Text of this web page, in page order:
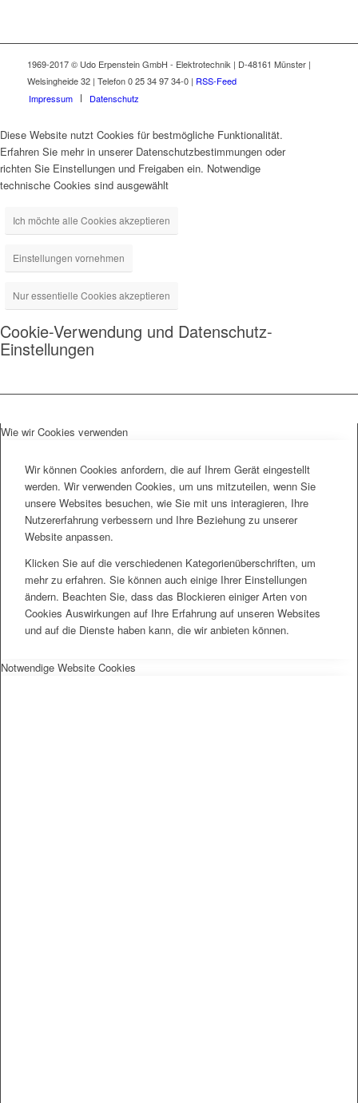
1969-2017 © Udo Erpenstein GmbH - Elektrotechnik | D-48161 Münster |
Welsingheide 32 | Telefon 0 25 34 97 34-0 | RSS-Feed
Impressum
Datenschutz
Diese Website nutzt Cookies für bestmögliche Funktionalität.
Erfahren Sie mehr in unserer Datenschutzbestimmungen oder
richten Sie Einstellungen und Freigaben ein. Notwendige
technische Cookies sind ausgewählt
Ich möchte alle Cookies akzeptieren
Einstellungen vornehmen
Nur essentielle Cookies akzeptieren
Cookie-Verwendung und Datenschutz-
Einstellungen
Wie wir Cookies verwenden
Wir können Cookies anfordern, die auf Ihrem Gerät eingestellt
werden. Wir verwenden Cookies, um uns mitzuteilen, wenn Sie
unsere Websites besuchen, wie Sie mit uns interagieren, Ihre
Nutzererfahrung verbessern und Ihre Beziehung zu unserer
Website anpassen.
Klicken Sie auf die verschiedenen Kategorienüberschriften, um
mehr zu erfahren. Sie können auch einige Ihrer Einstellungen
ändern. Beachten Sie, dass das Blockieren einiger Arten von
Cookies Auswirkungen auf Ihre Erfahrung auf unseren Websites
und auf die Dienste haben kann, die wir anbieten können.
Notwendige Website Cookies